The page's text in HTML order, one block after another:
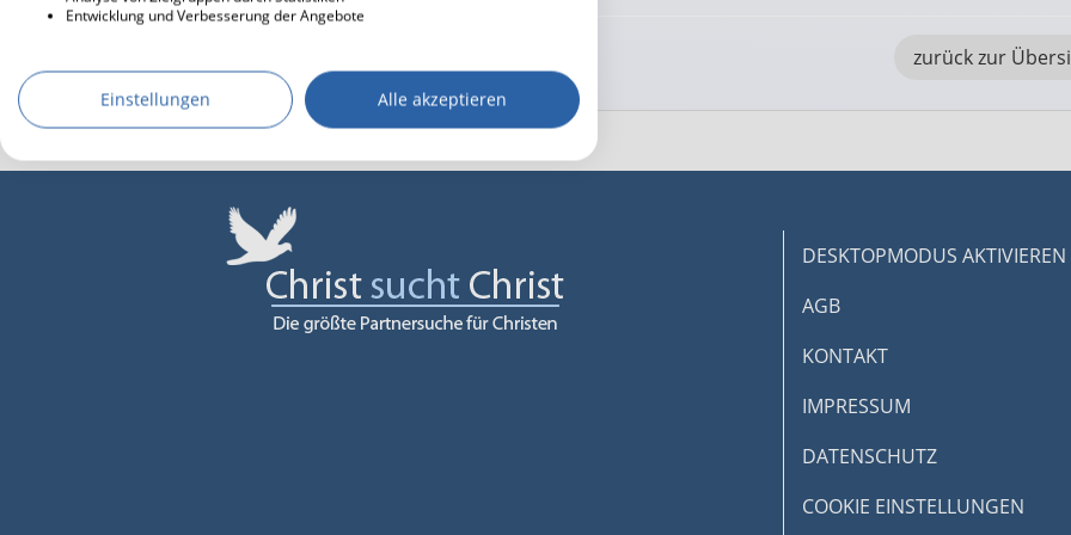
zurück zur
DESKTOPMODUS AKTIVIEREN
AGB
KONTAKT
IMPRESSUM
DATENSCHUTZ
COOKIE EINSTELLUNGEN
Entwicklung und Verbesserung der Angebote
Einstellungen Alle akzeptieren